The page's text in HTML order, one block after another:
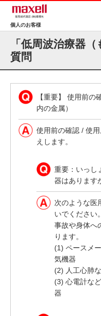
個人のお客様
「低周波治療器
質問
【重要】 使用前
内の金属）
使用前の確認 / 使
えします。
重要：いっし
器はあります
次のような医
いでください。
事故や身体へ
ります。
(1) ペースメ
気機器
(2) 人工心肺
(3) 心電計な
器